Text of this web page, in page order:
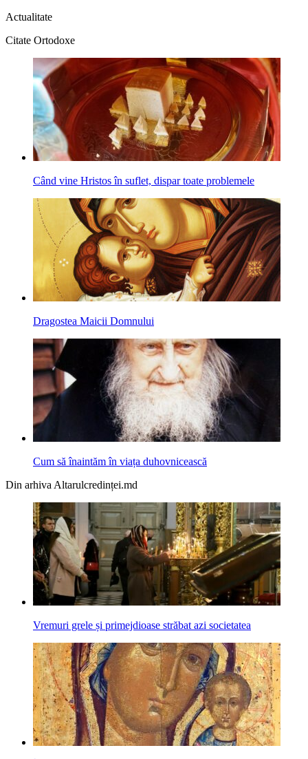
Actualitate
Citate Ortodoxe
Când vine Hristos în suflet, dispar toate problemele
Dragostea Maicii Domnului
Cum să înaintăm în viața duhovnicească
Din arhiva Altarulcredinței.md
Vremuri grele și primejdioase străbat azi societatea